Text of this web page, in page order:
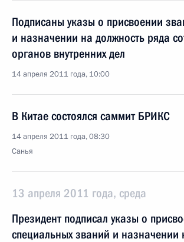
Подписаны указы о присвоении
и назначении на должность ряда
органов внутренних дел
14 апреля 2011 года, 10:00
В Китае состоялся саммит БРИКС
14 апреля 2011 года, 08:30
Санья
13 апреля 2011 года, среда
Президент подписал указы о
специальных званий и назначении